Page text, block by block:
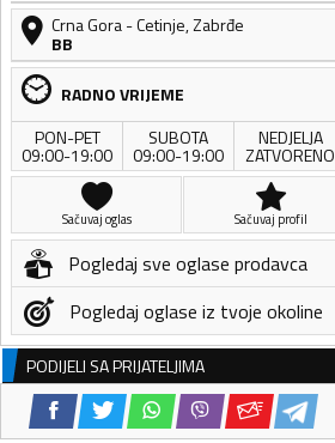
Crna Gora-Cetinje,Zabrđe
BB
RADNO VRIJEME
PON-PET
09:00-19:00
SUBOTA
09:00-19:00
NEDJELJA
ZATVORENO
Sačuvaj oglas Sačuvaj profil
Pogledaj sve oglase prodavca
Pogledaj oglase iz tvoje okoline
PODIJELI SA PRIJATELJIMA